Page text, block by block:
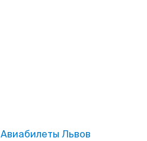
Авиабилеты Львов